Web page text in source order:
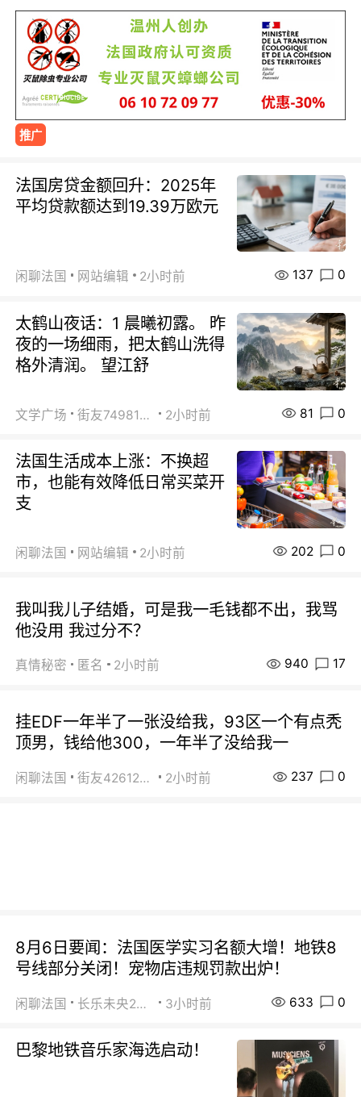
推广
法国房贷金额回升：2025年
平均贷款额达到19.39万欧元
闲聊法国 网站编辑 2小时前 137 0
太鹤山夜话：1 晨曦初露。 昨
夜的一场细雨，把太鹤山洗得
格外清润。 望江舒
文学广场 街友74981146 2小时前 81 0
法国生活成本上涨：不换超
市，也能有效降低日常买菜开
支
闲聊法国 网站编辑 2小时前 202 0
我叫我儿子结婚，可是我一毛钱都不出，我骂
他没用 我过分不？
真情秘密 匿名 2小时前 940 17
挂EDF一年半了一张没给我，93区一个有点秃
顶男，钱给他300，一年半了没给我一
闲聊法国 街友42612092 2小时前 237 0
8月6日要闻：法国医学实习名额大增！地铁8
号线部分关闭！宠物店违规罚款出炉！
闲聊法国 长乐未央2015 3小时前 633 0
巴黎地铁音乐家海选启动！